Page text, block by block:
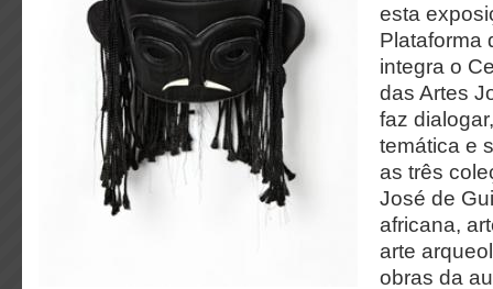
esta
Plataforma
integra o
das Artes
faz
temática e
as três
José de
africana,
arte
obras da